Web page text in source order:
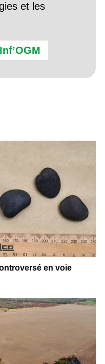
et les
en voie